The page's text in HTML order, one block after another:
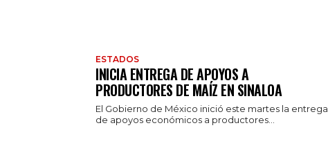
ESTADOS
INICIA ENTREGA DE APOYOS A
PRODUCTORES DE MAÍZ EN SINALOA
El Gobierno de México inició este martes la entrega
de apoyos económicos a productores...